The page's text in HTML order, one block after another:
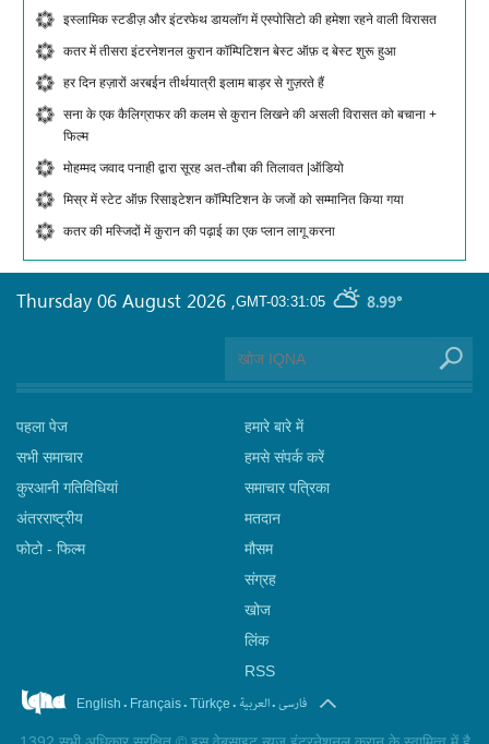
इस्लामिक स्टडीज़ और इंटरफेथ डायलॉग में एस्पोसिटो की हमेशा रहने वाली विरासत
कतर में तीसरा इंटरनेशनल कुरान कॉम्पिटिशन बेस्ट ऑफ़ द बेस्ट शुरू हुआ
हर दिन हज़ारों अरबईन तीर्थयात्री इलाम बाड़र से गुज़रते हैं
सना के एक कैलिग्राफर की कलम से कुरान लिखने की असली विरासत को बचाना +
फिल्म
मोहम्मद जवाद पनाही द्वारा सूरह अत-तौबा की तिलावत |ऑडियो
मिस्र में स्टेट ऑफ़ रिसाइटेशन कॉम्पिटिशन के जजों को सम्मानित किया गया
कतर की मस्जिदों में कुरान की पढ़ाई का एक प्लान लागू करना
GMT-03:31:05 8.99°
Thursday 06 August 2026 ,
पहला पेज
सभी समाचार
कुरआनी गतिविधियां
अंतरराष्ट्रीय
फोटो - फिल्म
हमारे बारे में
हमसे संपर्क करें
समाचार पत्रिका
मतदान
मौसम
संग्रह
खोज
लिंक
RSS
English . Français. Türkçe . العربیة.فارسی